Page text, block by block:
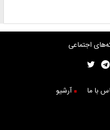
اجتماعی
با ما آرشیو